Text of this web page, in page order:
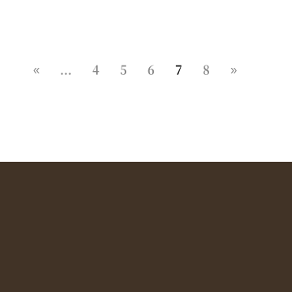
« ... 4 5 6 7 8 »